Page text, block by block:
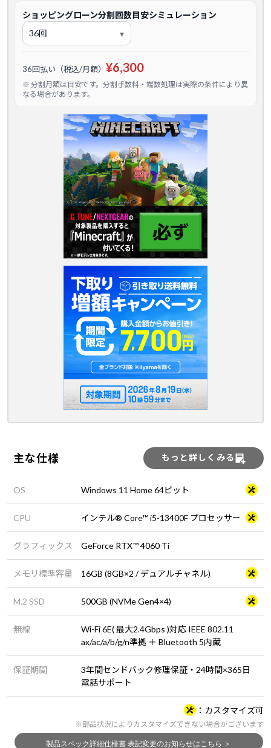
ショッピングローン分割回数目安シミュレーション
36回払い（税込/月額） ¥6,300
※ 分割月額は目安です。分割手数料・端数処理は実際の条件により異
なる場合があります。
主な仕様 もっと詳しくみる
OS Windows 11 Home 64ビット
CPU インテル® Core™ i5-13400F プロセッサー
グラフィックス GeForce RTX™ 4060 Ti
メモリ標準容量 16GB (8GB×2 / デュアルチャネル)
M.2 SSD 500GB (NVMe Gen4×4)
無線
Wi-Fi 6E( 最大2.4Gbps )対応 IEEE 802.11
ax/ac/a/b/g/n準拠 ＋ Bluetooth 5内蔵
保証期間
3年間センドバック修理保証・24時間×365日
電話サポート
カスタマイズ可
※部品状況によりカスタマイズできない場合がございます